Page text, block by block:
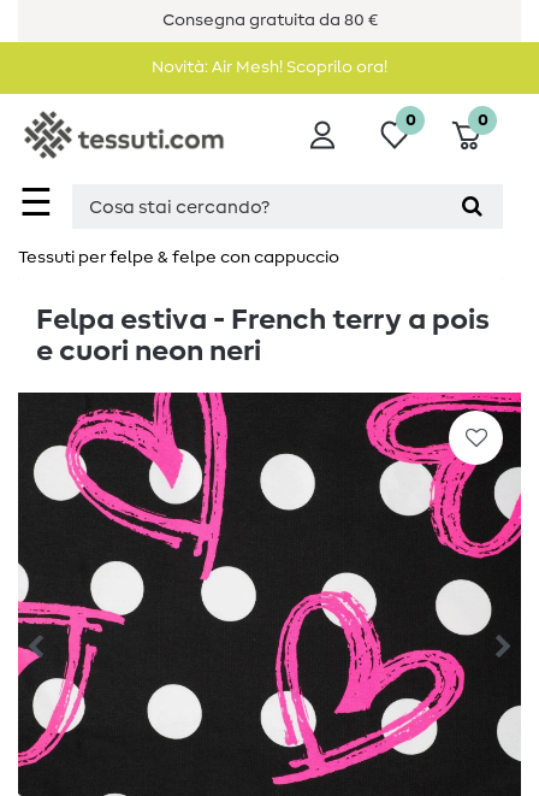
Consegna gratuita da 80 €
Novità: Air Mesh! Scoprilo ora!
☰
0 0
Tessuti per felpe & felpe con cappuccio
Felpa estiva - French terry a pois
e cuori neon neri